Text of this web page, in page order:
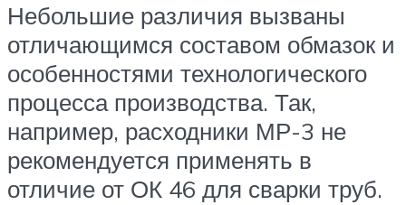
Небольшие различия вызваны
отличающимся составом обмазок и
особенностями технологического
процесса производства. Так,
например, расходники МР-3 не
рекомендуется применять в
отличие от ОК 46 для сварки труб.